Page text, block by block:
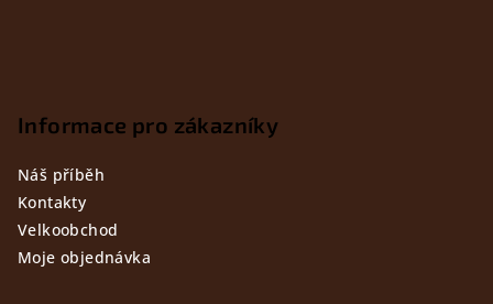
Informace pro zákazníky
Náš příběh
Kontakty
Velkoobchod
Moje objednávka